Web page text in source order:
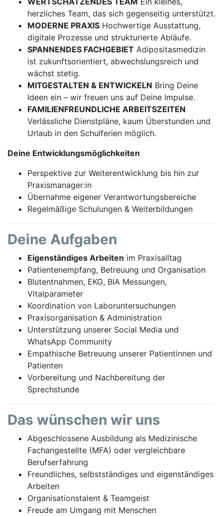
herzliches Team, das sich gegenseitig unterstützt.
MODERNE PRAXIS Hochwertige Ausstattung,
digitale Prozesse und strukturierte Abläufe.
SPANNENDES FACHGEBIET Adipositasmedizin
ist zukunftsorientiert, abwechslungsreich und
wächst stetig.
MITGESTALTEN & ENTWICKELN Bring Deine
Ideen ein – wir freuen uns auf Deine Impulse.
FAMILIENFREUNDLICHE ARBEITSZEITEN
Verlässliche Dienstpläne, kaum Überstunden und
Urlaub in den Schulferien möglich.
Deine Entwicklungsmöglichkeiten
Perspektive zur Weiterentwicklung bis hin zur
Praxismanager:in
Übernahme eigener Verantwortungsbereiche
Regelmäßige Schulungen & Weiterbildungen
Deine Aufgaben
Eigenständiges Arbeiten im Praxisalltag
Patientenempfang, Betreuung und Organisation
Blutentnahmen, EKG, BIA Messungen,
Vitalparameter
Koordination von Laboruntersuchungen
Praxisorganisation & Administration
Unterstützung unserer Social Media und
WhatsApp Community
Empathische Betreuung unserer Patientinnen und
Patienten
Vorbereitung und Nachbereitung der
Sprechstunde
Das wünschen wir uns
Abgeschlossene Ausbildung als Medizinische
Fachangestellte (MFA) oder vergleichbare
Berufserfahrung
Freundliches, selbstständiges und eigenständiges
Arbeiten
Organisationstalent & Teamgeist
Freude am Umgang mit Menschen